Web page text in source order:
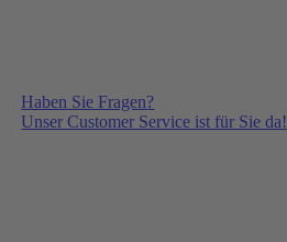
Haben Sie Fragen?
Unser Customer Service ist für Sie da!